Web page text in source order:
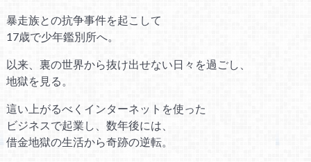
暴走族との抗争事件を起こして
17歳で少年鑑別所へ。
以来、裏の世界から抜け出せない日々を過ごし、
地獄を見る。
這い上がるべくインターネットを使った
ビジネスで起業し、数年後には、
借金地獄の生活から奇跡の逆転。